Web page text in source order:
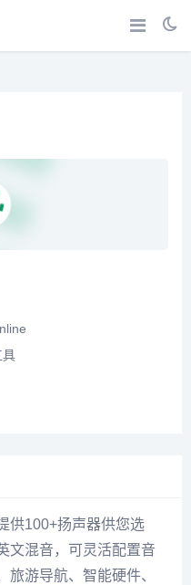
具
供100+扬声器供您选
文混音，可灵活配置音
游导航、智能硬件、